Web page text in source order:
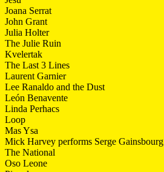
Joana Serrat
John Grant
Julia Holter
The Julie Ruin
Kvelertak
The Last 3 Lines
Laurent Garnier
Lee Ranaldo and the Dust
León Benavente
Linda Perhacs
Loop
Mas Ysa
Mick Harvey performs Serge Gainsbourg
The National
Oso Leone